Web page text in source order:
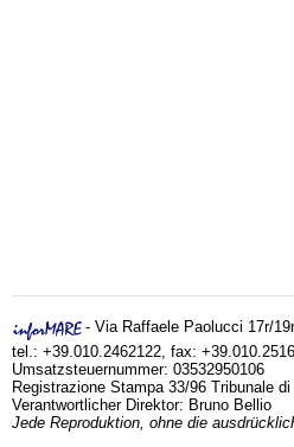
- Via Raffaele Paolucci 17r/
tel.: +39.010.2462122, fax:
Umsatzsteuernummer: 03532950106
Registrazione Stampa 33/96 Tribunale
Verantwortlicher Direktor: Bruno Bellio
Jede Reproduktion, ohne die